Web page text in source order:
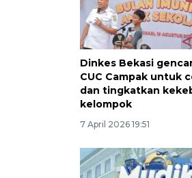
Dinkes Bekasi
CUC Campak untuk
dan tingkatkan
kelompok
7 April 2026 19:51